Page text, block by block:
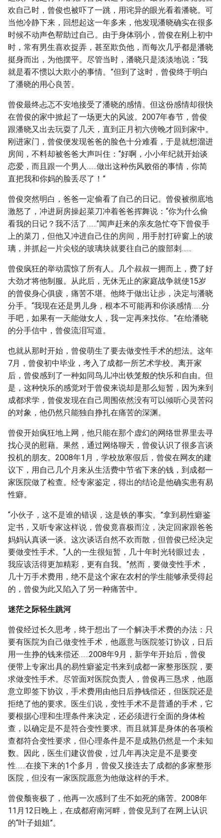
欢自己时，曾俊也被吓了一跳，用诧异的眼光看着潘晓。可
当他冷静下来，回想起这一年多来，他发现潘晓确实在很多
时候不动声色帮助过自己。由于身体弱小，曾俊在刚上初中
时，常有男生喜欢捉弄，甚至欺负他，而每次几乎都是潘晓
挺身而出，为他摆平。尽管当时，潘晓只是淡淡地说：“我
就是看不惯以大欺小的事情。”但到了这时，曾俊终于明白
了潘晓的用心良苦。
曾俊最终忐忑不安地接受了潘晓的感情。但这份感情却很快
在曾俊的家中掀起了一场更大的风波。2007年春节，曾俊
跟潘晓又出去玩耍了几天，直到正月初六傍晚才回到家中。
刚进家门，曾俊便发现爸爸的脸色十分难看，于是就想溜进
房间，不料却被爸爸大声叫住：“好啊，小小年纪就开始谈
恋爱，而且跟一个男人……做出这种伤风败俗的事情，你简
直把我和你妈的脸丢尽了！”
曾俊突然明白，爸爸一定偷看了自己的日记。曾俊被彻底地
激怒了，冲进厨房操起菜刀冲着爸爸挥舞说：“你为什么偷
看我的日记？我不活了……”闻声赶来的亲友急忙夺下曾俊手
上的菜刀，但他又冲进自己住的房间，用手肘打碎窗上的玻
璃，并抓起一片尖锐的玻璃块就要往自己的腹部刺……
曾俊疯狂的举动震惊了所有人。几个叔叔一拥而上，费了好
大劲才将他制服。从此后，无休无止的家庭战争就使15岁
的曾俊身心俱疲，痛苦不堪。他终于做出让步，决定与潘晓
分手。“我现在还是男儿身，根本不可能再和你谈感情……分
手吧，如果有一天能做女人，我一定再来找你。”在给潘晓
的分手信中，曾俊流泪写道。
也就从那时开始，曾俊萌生了要去做变性手术的想法。这年
7月，曾俊初中毕业，考入了成都一所艺术学校。离开家
后，曾俊感到了一种如同鸟儿冲出铁笼般的快乐和自由。但
是，这种快乐的感觉对于曾俊来说却是那么短暂，因为来到
成都求学，曾俊发现在自己周围依然没有可以倾听心灵苦闷
的对象，他仍然只能独自挣扎在痛苦的深渊。
曾俊开始疯狂地上网，他只能在那个虚幻的网络世界里去寻
找心灵的慰藉。果然，通过网络聊天，曾俊认识了很多言谈
投机的朋友。2008年1月，学校放寒假后，曾俊在网友的建
议下，用自己几个月来从生活费中节省下来的钱，到成都一
家医院做了检查。经专家鉴定，得出的结论是他确实患有易
性癖。
“小伙子，这不是谁的错误，这是铁的事实。”拿到易性癖鉴
定书，又听专家这样说，曾俊竟喜极而泣，决定回家跟爸爸
妈妈认真谈一谈。这次谈话自然不欢而散，但曾俊已经决定
要做变性手术。“人的一生很短暂，几十年时光转眼过去，
我应该活得更加精彩，更有自我。”然而，要做变性手术，
几十万手术费用，绝不是这个家在农村的学生能够承受得起
的，曾俊为此又陷入了另一种痛苦中。
迷茫之际轻生跳河
曾俊经过长久思考，终于想出了一个解决手术费的办法：只
要有医院为自己做变性手术，他愿意与医院签订协议，日后
用一生挣的钱来偿还……2008年9月，新学年开始后，曾俊
便带上专家出具的易性癖鉴定书来到成都一家整形医院，要
求做变性手术。尽管面对医院负责人，曾俊再三恳求，他愿
意立即签下协议，手术费用由他日后挣钱偿还，但医院还是
拒绝了他的要求。医生们说，变性手术不是普通的手术，它
要根据心理和生理条件来决定，还必须进行全面的身体检
查，以确定是不是符合变性要求。而且就算是身体的各项检
查都符合变性要求，但心理条件是不是成熟仍然是一个未知
数。因此，医生们建议曾俊，过几年再决定是不是要变
性……在接下来的1个多月，曾俊又接连去了成都的多家整形
医院，但没有一家医院愿意为他做这样的手术。
曾俊颓丧极了，他再一次感到了生不如死的痛苦。2008年
11月12日晚上，在成都府南河畔，曾俊见到了在网上认识
的“叶子姐姐”。